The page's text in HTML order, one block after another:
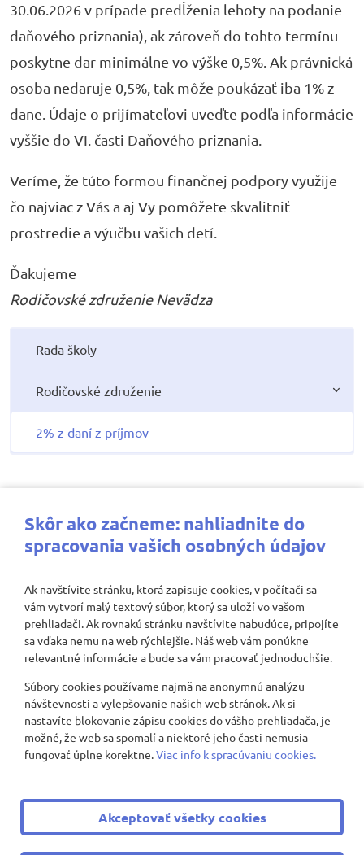
30.06.2026 v prípade predĺženia lehoty na podanie
daňového priznania), ak zároveň do tohto termínu
poskytne dar minimálne vo výške 0,5%. Ak právnická
osoba nedaruje 0,5%, tak môže poukázať iba 1% z
dane. Údaje o prijímateľovi uveďte podľa informácie
vyššie do VI. časti Daňového priznania.
Veríme, že túto formou finančnej podpory využije
čo najviac z Vás a aj Vy pomôžete skvalitniť
prostredie a výučbu vašich detí.
Ďakujeme
Rodičovské združenie Nevädza
Rada školy
Rodičovské združenie
2% z daní z príjmov
Najbližšie aktivity
Nenašli sa žiadne záznamy
Zobraziť viac
© 2008 - 2026 ZŠ Nevädzová 2 | Všetky práva vyhradené
|
Ochrana osobných údajov |
Cookies nastavenie
Skôr ako začneme: nahliadnite do
spracovania vašich osobných údajov
Ak navštívite stránku, ktorá zapisuje cookies, v počítači sa
vám vytvorí malý textový súbor, ktorý sa uloží vo vašom
prehliadači. Ak rovnakú stránku navštívite nabudúce, pripojíte
sa vďaka nemu na web rýchlejšie. Náš web vám ponúkne
relevantné informácie a bude sa vám pracovať jednoduchšie.
Súbory cookies používame najmä na anonymnú analýzu
návštevnosti a vylepšovanie našich web stránok. Ak si
nastavíte blokovanie zápisu cookies do vášho prehliadača, je
možné, že web sa spomalí a niektoré jeho časti nemusia
fungovať úplne korektne.Viac info k spracúvaniu cookies.
Akceptovať všetky cookies